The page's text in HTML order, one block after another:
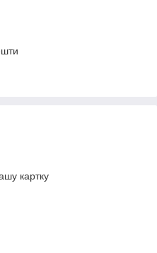
картку